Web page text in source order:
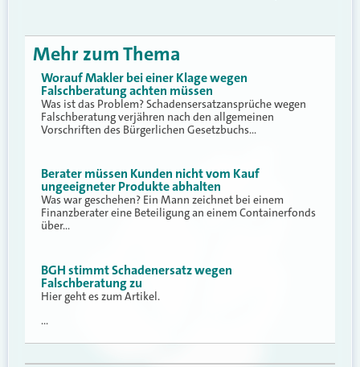
Mehr zum Thema
Worauf Makler bei einer Klage wegen
Falschberatung achten müssen
Was ist das Problem? Schadensersatzansprüche wegen
Falschberatung verjähren nach den allgemeinen
Vorschriften des Bürgerlichen Gesetzbuchs…
Berater müssen Kunden nicht vom Kauf
ungeeigneter Produkte abhalten
Was war geschehen? Ein Mann zeichnet bei einem
Finanzberater eine Beteiligung an einem Containerfonds
über…
BGH stimmt Schadenersatz wegen
Falschberatung zu
Hier geht es zum Artikel.
…